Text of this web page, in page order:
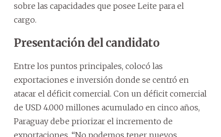
sobre las capacidades que posee Leite para el
cargo.
Presentación del candidato
Entre los puntos principales, colocó las
exportaciones e inversión donde se centró en
atacar el déficit comercial. Con un déficit comercial
de USD 4.000 millones acumulado en cinco años,
Paraguay debe priorizar el incremento de
exportaciones. “No podemos tener nuevos